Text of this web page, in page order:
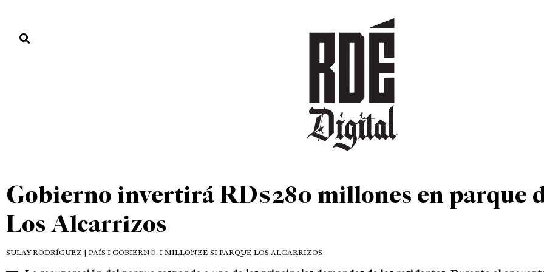
DEPORTES CULTURA ENTRETENIMIENTO
Gobierno invertirá RD$280 millones en parque
Los Alcarrizos
SULAY RODRÍGUEZ | PAÍS I GOBIERNO. I MILLONEE SI PARQUE LOS ALCARRIZOS